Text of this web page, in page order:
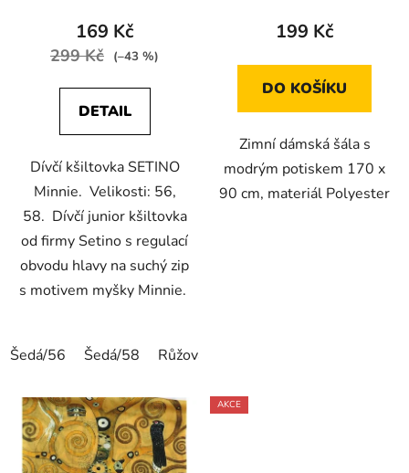
169 Kč
299 Kč (–43 %)
DETAIL
Dívčí kšiltovka SETINO
Minnie. Velikosti: 56,
58. Dívčí junior kšiltovka
od firmy Setino s regulací
obvodu hlavy na suchý zip
s motivem myšky Minnie.
Šedá/56 Šedá/58 Růžová/58
199 Kč
DO KOŠÍKU
Zimní dámská šála s
modrým potiskem 170 x
90 cm, materiál Polyester
AKCE